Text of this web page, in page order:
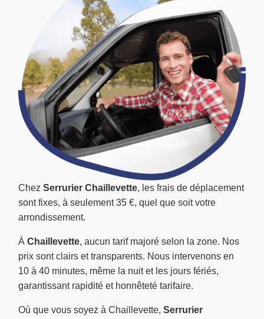
Chez Serrurier Chaillevette, les frais de déplacement
sont fixes, à seulement 35 €, quel que soit votre
arrondissement.
À Chaillevette, aucun tarif majoré selon la zone. Nos
prix sont clairs et transparents. Nous intervenons en
10 à 40 minutes, même la nuit et les jours fériés,
garantissant rapidité et honnêteté tarifaire.
Où que vous soyez à Chaillevette, Serrurier